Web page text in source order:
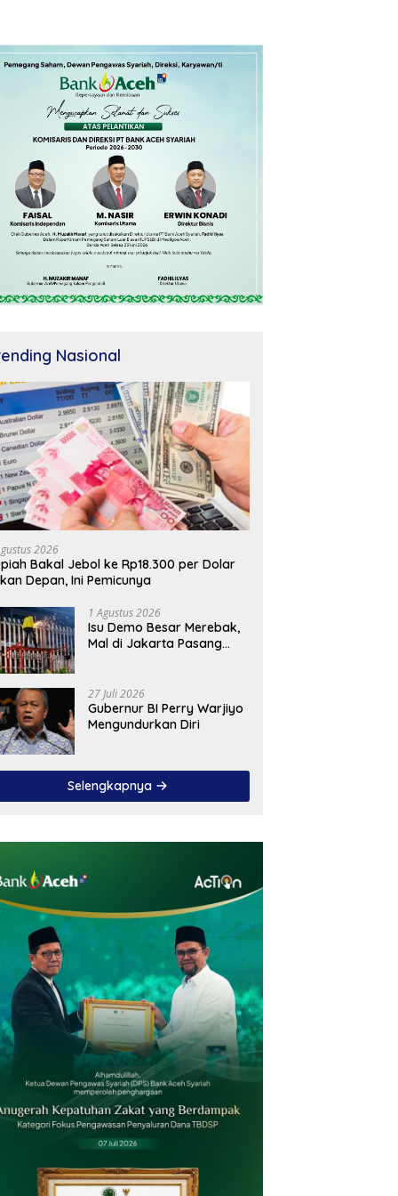
Nasional
2026
Bakal Jebol ke Rp18.300 per Dolar
Depan, Ini Pemicunya
1 Agustus 2026
Isu Demo Besar Merebak,
Mal di Jakarta Pasang
27 Juli 2026
Gubernur BI Perry Warjiyo
Mengundurkan Diri
Selengkapnya